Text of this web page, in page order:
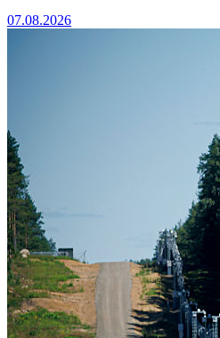
07.08.2026